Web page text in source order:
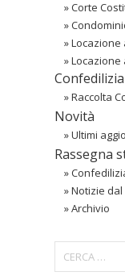
»Corte
»
»Locazione
»
»Raccolta
Novità
»Ultimi
Rassegna
»
»Notizie
»Archivio